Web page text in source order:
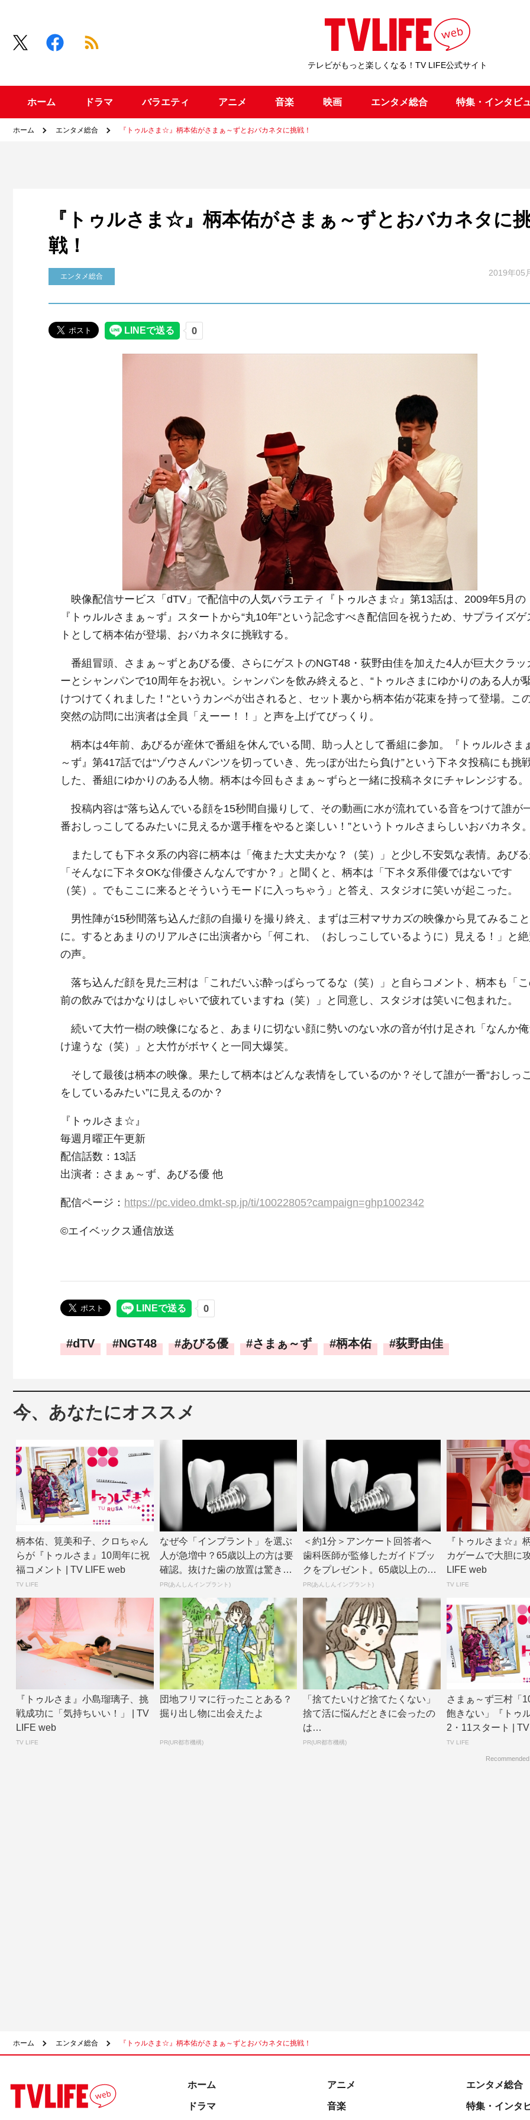
テレビがもっと楽しくなる！TV LIFE公式サイト
ホーム ドラマ バラエティ アニメ 音楽 映画 エンタメ総合 特集・インタビ
ホーム エンタメ総合 『トゥルさま☆』柄本佑がさまぁ～ずとおバカネタに挑戦！
『トゥルさま☆』柄本佑がさまぁ～ずとおバカネタに
戦！
エンタメ総合 2019年05
映像配信サービス「dTV」で配信中の人気バラエティ『トゥルさま☆』第13話は、2009年5月の
『トゥルルさまぁ～ず』スタートから“丸10年”という記念すべき配信回を祝うため、サプライズゲ
トとして柄本佑が登場、おバカネタに挑戦する。
番組冒頭、さまぁ～ずとあびる優、さらにゲストのNGT48・荻野由佳を加えた4人が巨大クラッ
ーとシャンパンで10周年をお祝い。シャンパンを飲み終えると、“トゥルさまにゆかりのある人が
けつけてくれました！“というカンペが出されると、セット裏から柄本佑が花束を持って登場。こ
突然の訪問に出演者は全員「えーー！！」と声を上げてびっくり。
柄本は4年前、あびるが産休で番組を休んでいる間、助っ人として番組に参加。『トゥルルさま
～ず』第417話では“ゾウさんパンツを切っていき、先っぽが出たら負け”という下ネタ投稿にも挑
した、番組にゆかりのある人物。柄本は今回もさまぁ～ずらと一緒に投稿ネタにチャレンジする。
投稿内容は“落ち込んでいる顔を15秒間自撮りして、その動画に水が流れている音をつけて誰が
番おしっこしてるみたいに見えるか選手権をやると楽しい！”というトゥルさまらしいおバカネタ
またしても下ネタ系の内容に柄本は「俺また大丈夫かな？（笑）」と少し不安気な表情。あび
「そんなに下ネタOKな俳優さんなんですか？」と聞くと、柄本は「下ネタ系俳優ではないです
（笑）。でもここに来るとそういうモードに入っちゃう」と答え、スタジオに笑いが起こった。
男性陣が15秒間落ち込んだ顔の自撮りを撮り終え、まずは三村マサカズの映像から見てみること
に。するとあまりのリアルさに出演者から「何これ、（おしっこしているように）見える！」と
の声。
落ち込んだ顔を見た三村は「これだいぶ酔っぱらってるな（笑）」と自らコメント、柄本も「
前の飲みではかなりはしゃいで疲れていますね（笑）」と同意し、スタジオは笑いに包まれた。
続いて大竹一樹の映像になると、あまりに切ない顔に勢いのない水の音が付け足され「なんか
け違うな（笑）」と大竹がボヤくと一同大爆笑。
そして最後は柄本の映像。果たして柄本はどんな表情をしているのか？そして誰が一番“おしっ
をしているみたい”に見えるのか？
『トゥルさま☆』
毎週月曜正午更新
配信話数：13話
出演者：さまぁ～ず、あびる優 他
配信ページ： https://pc.video.dmkt-sp.jp/ti/10022805?campaign=ghp1002342
©エイベックス通信放送
dTV NGT48 あびる優 さまぁ～ず 柄本佑 荻野由佳
今、あなたにオススメ
柄本佑、筧美和子、クロちゃん
らが『トゥルさま』10周年に祝
福コメント | TV LIFE web
TV LIFE
なぜ今「インプラント」を選ぶ
人が急増中？65歳以上の方は要
確認。抜けた歯の放置は驚きの
リスク
PR(あんしんインプラント)
＜約1分＞アンケート回答者へ
歯科医師が監修したガイドブッ
クをプレゼント。65歳以上の方
は確認してみて
PR(あんしんインプラント)
『トゥルさま☆』
カゲームで大胆に
LIFE web
TV LIFE
『トゥルさま』小島瑠璃子、挑
戦成功に「気持ちいい！」 | TV
LIFE web
TV LIFE
団地フリマに行ったことある？
掘り出し物に出会えたよ
PR(UR都市機構)
「捨てたいけど捨てたくない」
捨て活に悩んだときに会ったの
は…
PR(UR都市機構)
さまぁ～ず三村「
飽きない」『トゥ
2・11スタート |
TV LIFE
ホーム エンタメ総合 『トゥルさま☆』柄本佑がさまぁ～ずとおバカネタに挑戦！
ホーム
ドラマ
アニメ
音楽
エンタメ総合
特集・インタ